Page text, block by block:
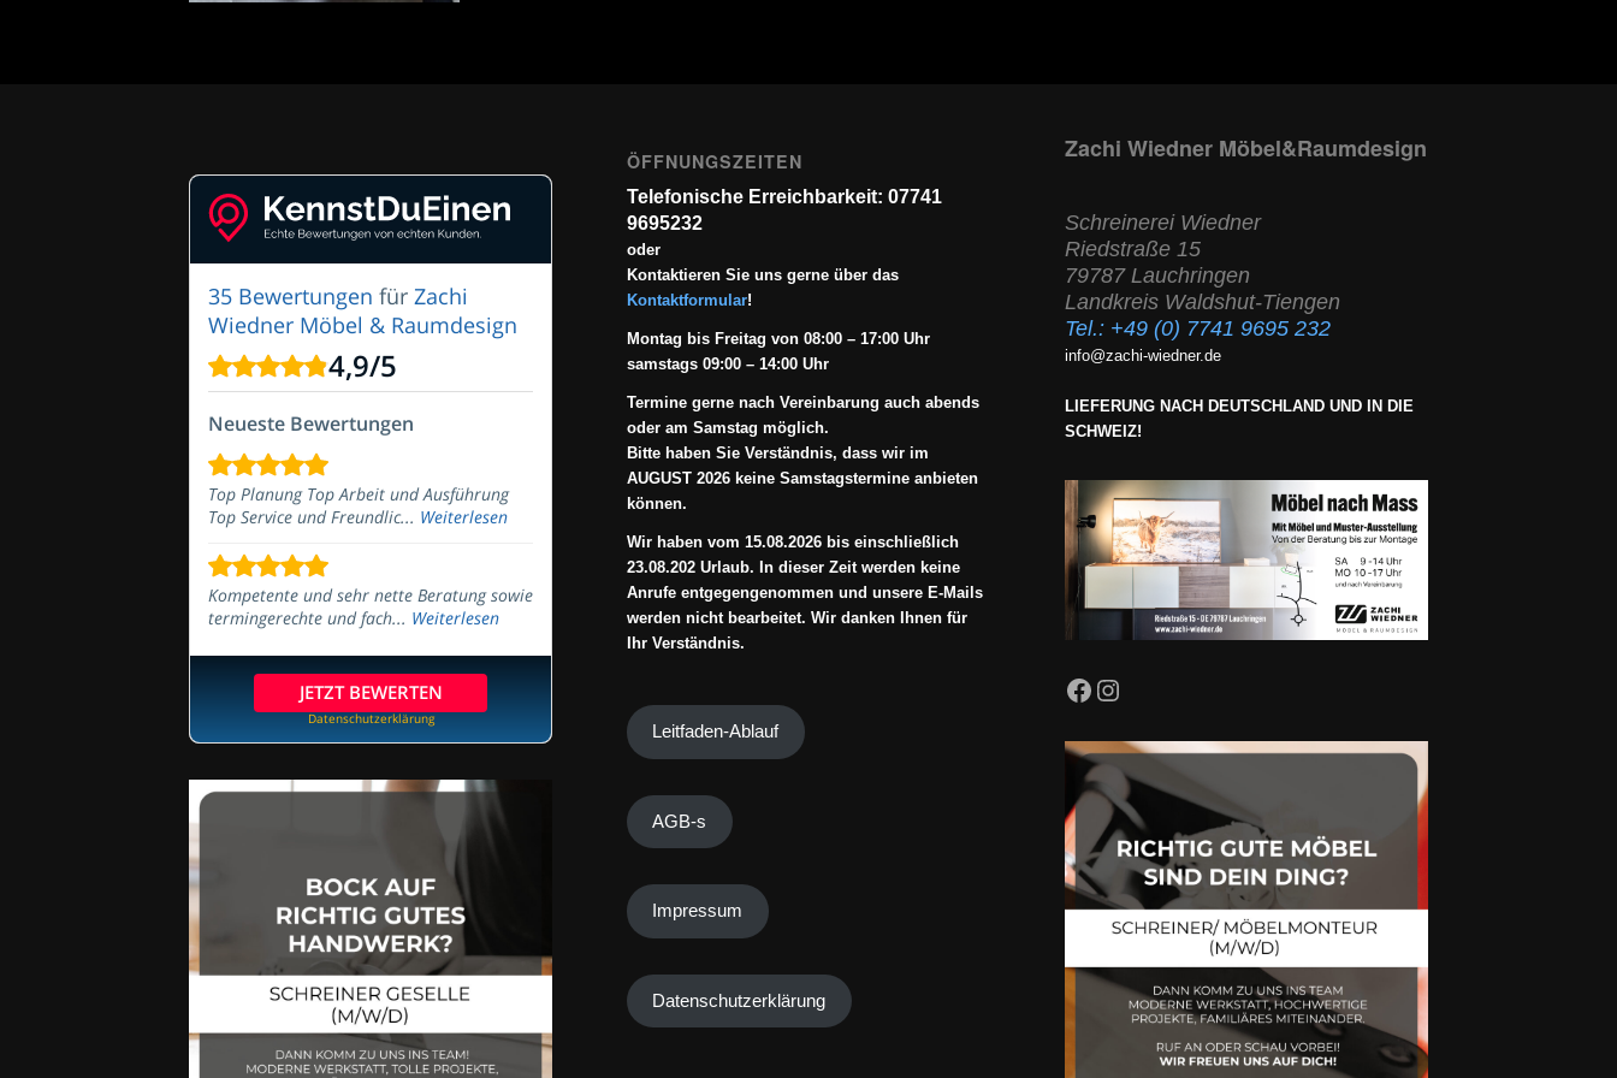
35 Bewertungen für Zachi
Wiedner Möbel & Raumdesign
4,9/5
Neueste Bewertungen
Top Planung Top Arbeit und Ausführung
Top Service und Freundlic... Weiterlesen
Kompetente und sehr nette Beratung sowie
termingerechte und fach... Weiterlesen
JETZT BEWERTEN
Datenschutzerklärung
ÖFFNUNGSZEITEN
Telefonische Erreichbarkeit: 07741
9695232
oder
Kontaktieren Sie uns gerne über das
Kontaktformular!
Montag bis Freitag von 08:00 – 17:00 Uhr
samstags 09:00 – 14:00 Uhr
Termine gerne nach Vereinbarung auch abends
oder am Samstag möglich.
Bitte haben Sie Verständnis, dass wir im
AUGUST 2026 keine Samstagstermine anbieten
können.
Wir haben vom 15.08.2026 bis einschließlich
23.08.202 Urlaub. In dieser Zeit werden keine
Anrufe entgegengenommen und unsere E-Mails
werden nicht bearbeitet. Wir danken Ihnen für
Ihr Verständnis.
Leitfaden-Ablauf
AGB-s
Impressum
Datenschutzerklärung
Zachi Wiedner Möbel&Raumdesign
Schreinerei Wiedner
Riedstraße 15
79787 Lauchringen
Landkreis Waldshut-Tiengen
Tel.: +49 (0) 7741 9695 232
info@zachi-wiedner.de
LIEFERUNG NACH DEUTSCHLAND UND IN DIE
SCHWEIZ!
Facebook
Instagram